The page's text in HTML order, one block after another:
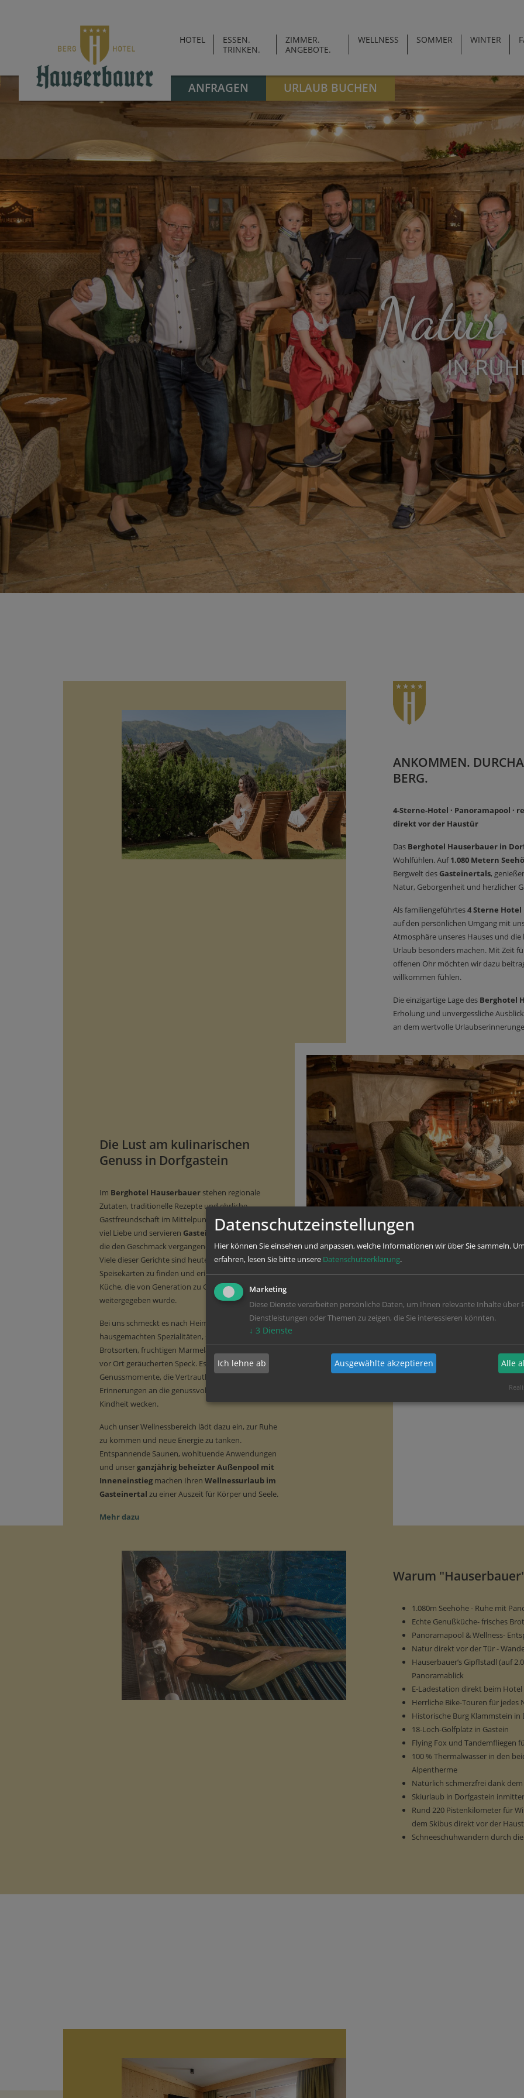
HOTEL
ESSEN.
TRINKEN.
ZIMMER.
ANGEBOTE.
WELLNESS SOMMER WINTER
ANFRAGEN URLAUB BUCHEN
Natur
IN
ANKOMMEN.
BERG.
4-Sterne-Hotel · Panoramapool ·
direkt vor der Haustür
Das Berghotel Hauserbauer in
Wohlfühlen. Auf1.080 Metern
Bergwelt des Gasteinertals,
Natur, Geborgenheit und herzlicher
Als familiengeführtes4 Sterne
auf den persönlichen Umgang mit
Atmosphäre unseres Hauses und
Urlaub besonders machen. Mit Zeit
offenen Ohr möchten wir dazu
willkommen fühlen.
Die einzigartige Lage des Berghotel
Erholung und unvergessliche
an dem wertvolle
Die Lust am kulinarischen
Genuss in Dorfgastein
Im Berghotel Hauserbauer stehen regionale
Zutaten, traditionelle Rezepte und ehrliche
Gastfreundschaft im Mittelpunkt. Wir kochen mit
viel Liebe und servieren Gasteiner Schmankerl
die den Geschmack vergangener Zeiten bewahren.
Viele dieser Gerichte sind heute nur noch selten auf
Speisekarten zu finden und erinnern an die gute
Küche, die von Generation zu Generation
weitergegeben wurde.
Bei uns schmeckt es nach Heimat – mit
hausgemachten Spezialitäten, selbst kreierten
Brotsorten, fruchtigen Marmeladen und unserem
vor Ort geräucherten Speck. Es sind
Genussmomente, die Vertrautheit schenken und
Erinnerungen an die genussvollen Augenblicke der
Kindheit wecken.
Auch unser Wellnessbereich lädt dazu ein, zur Ruhe
zu kommen und neue Energie zu tanken.
Entspannende Saunen, wohltuende Anwendungen
und unserganzjährig beheizter Außenpool mit
Inneneinstieg machen Ihren Wellnessurlaub im
Gasteinertal zu einer Auszeit für Körper und Seele.
Mehr dazu
Warum
1.080m Seehöhe - Ruhe mit
Echte Genußküche- frisches
Panoramapool & Wellness-
Natur direkt vor der Tür -
Hauserbauer’s Gipflstadl (auf
Panoramablick
E-Ladestation direkt beim Hotel
Herrliche Bike-Touren für jedes
Historische Burg Klammstein in
18-Loch-Golfplatz in Gastein
Flying Fox und Tandemfliegen
100 % Thermalwasser in den
Alpentherme
Natürlich schmerzfrei dank
Skiurlaub in Dorfgastein
Rund 220 Pistenkilometer für
dem Skibus direkt vor der
Schneeschuhwandern durch
Datenschutzeinstellungen
Hier können Sie einsehen und anpassen, welche Informationen wir über Sie sammeln.
erfahren, lesen Sie bitte unsere Datenschutzerklärung.
Marketing
Diese Dienste verarbeiten persönliche Daten, um Ihnen relevante Inhalte über
Dienstleistungen oder Themen zu zeigen, die Sie interessieren könnten.
↓ 3 Dienste
Ich lehne ab Ausgewählte akzeptieren Alle